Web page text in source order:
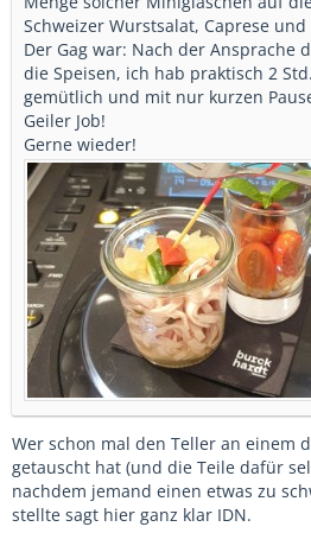
Schweizer Wurstsalat, Caprese
Der Gag war: Nach der Ansprache
die Speisen, ich hab praktisch 2
gemütlich und mit nur kurzen
Geiler Job!
Gerne wieder!
Wer schon mal den Teller an einem
getauscht hat (und die Teile dafür
nachdem jemand einen etwas zu
stellte sagt hier ganz klar IDN.